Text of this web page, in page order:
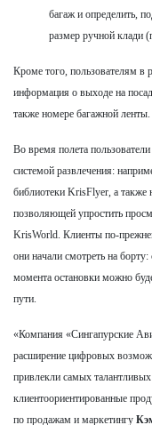
багаж и определить,
размер ручной клади
Кроме того, пользователям в
информация о выходе на
также номере багажной ленты.
Во время полета
системой развлечения:
библиотеки KrisFlyer, а также
позволяющей упростить
KrisWorld. Клиенты по-
они начали смотреть на
момента остановки можно
пути.
«Компания «Сингапурские
расширение цифровых
привлекли самых
клиентоориентированные
по продажам и маркетингу